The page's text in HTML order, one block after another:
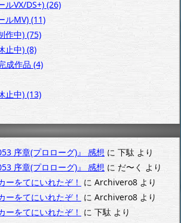
ルVX/DS+) (26)
ルMV) (11)
作中) (75)
止中) (8)
成作品 (4)
止中) (13)
序章(プロローグ)』 感想に下駄より
序章(プロローグ)』 感想にだ〜く より
ーをてにいれたぞ！ に Archivero8 より
ーをてにいれたぞ！ に Archivero8より
ーをてにいれたぞ！に下駄より